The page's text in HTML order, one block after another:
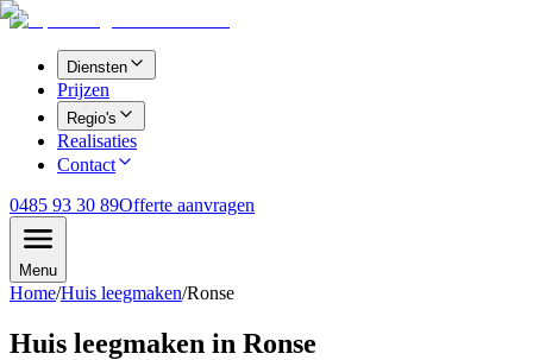
Diensten
Prijzen
Regio's
Realisaties
Contact
0485 93 30 89Offerte aanvragen
Menu
Home/Huis leegmaken/Ronse
Huis leegmaken in Ronse